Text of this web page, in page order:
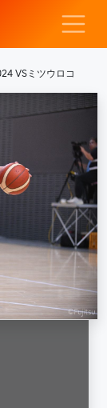
ッドウェー
VSミツウロコ